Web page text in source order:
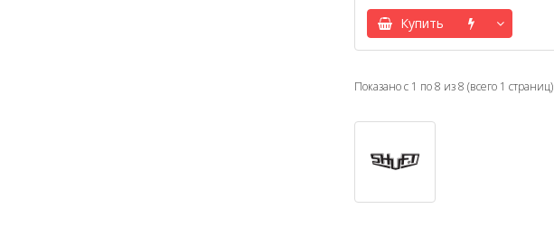
Купить
Показано с 1 по 8 из 8 (всего 1 страниц)